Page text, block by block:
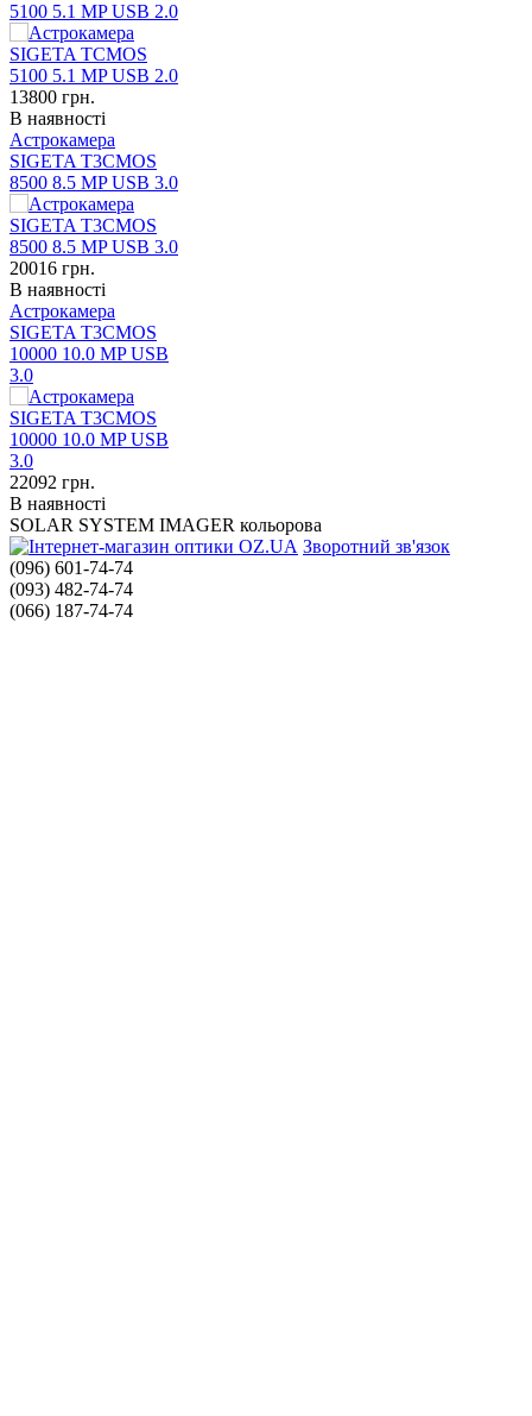
5100 5.1 MP USB 2.0
13800 грн.
В наявності
Астрокамера
SIGETA T3CMOS
8500 8.5 MP USB 3.0
20016 грн.
В наявності
Астрокамера
SIGETA T3CMOS
10000 10.0 MP USB
3.0
22092 грн.
В наявності
SOLAR SYSTEM IMAGER кольорова
Зворотний зв'язок
(096) 601-74-74
(093) 482-74-74
(066) 187-74-74